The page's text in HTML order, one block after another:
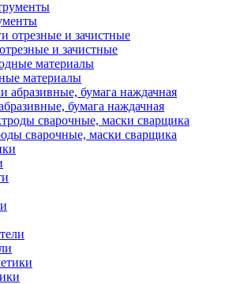
и зачистные
материалы
бумага наждачная
сварочные, маски сварщика